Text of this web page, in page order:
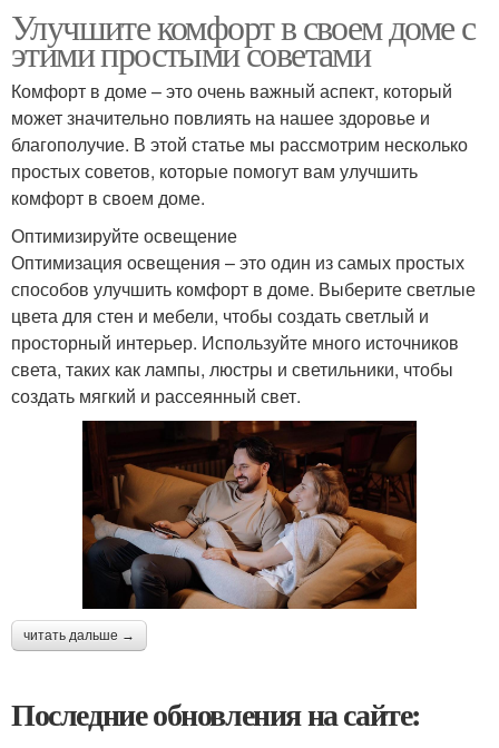
Улучшите комфорт в своем доме с
этими простыми советами
Комфорт в доме – это очень важный аспект, который
может значительно повлиять на нашее здоровье и
благополучие. В этой статье мы рассмотрим несколько
простых советов, которые помогут вам улучшить
комфорт в своем доме.
Оптимизируйте освещение
Оптимизация освещения – это один из самых простых
способов улучшить комфорт в доме. Выберите светлые
цвета для стен и мебели, чтобы создать светлый и
просторный интерьер. Используйте много источников
света, таких как лампы, люстры и светильники, чтобы
создать мягкий и рассеянный свет.
читать дальше →
Последние обновления на сайте: